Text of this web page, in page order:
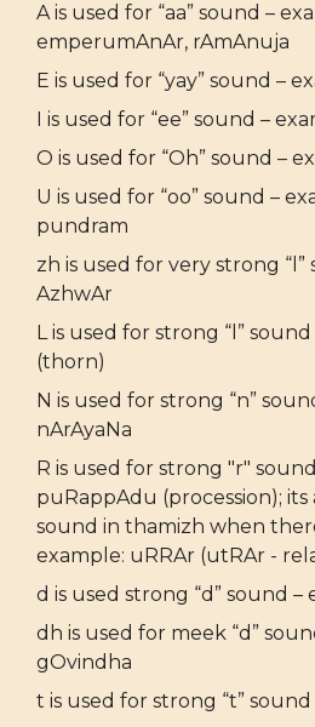
A is used for “aa” sound –
emperumAnAr, rAmAnuja
E is used for “yay” sound –
I is used for “ee” sound –
O is used for “Oh” sound –
U is used for “oo” sound –
pundram
zh is used for very strong “l”
AzhwAr
L is used for strong “l”
(thorn)
N is used for strong “n”
nArAyaNa
R is used for strong "r"
puRappAdu (procession);
sound in thamizh when
example: uRRAr (utRAr -
d is used strong “d” sound
dh is used for meek “d”
gOvindha
t is used for strong “t”